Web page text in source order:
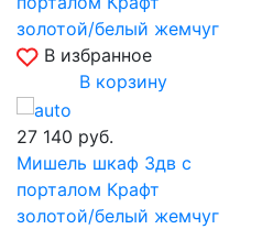
золотой/белый жемчуг
В избранное
В корзину
27 140 руб.
Мишель шкаф 3дв с
порталом Крафт
золотой/белый жемчуг